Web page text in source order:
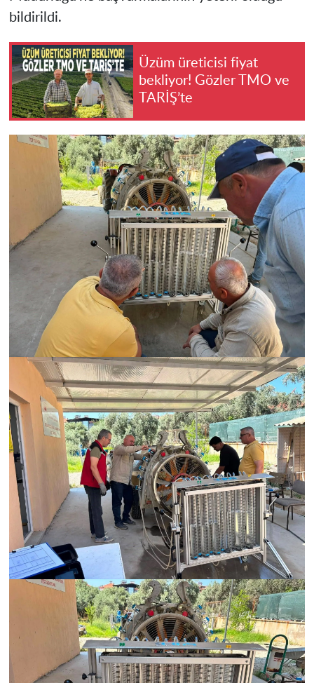
bildirildi.
Üzüm üreticisi fiyat
bekliyor! Gözler TMO ve
TARİŞ’te